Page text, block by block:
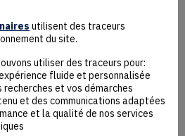
utilisent des traceurs
du site.
utiliser des traceurs pour:
fluide et personnalisée
et vos démarches
et des communications adaptées
et la qualité de nos services